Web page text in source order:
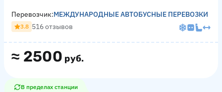
≈ 2500 руб.
Перевозчик:МЕЖДУНАРОДНЫЕ АВТОБУСНЫЕ ПЕРЕВОЗКИ
3.8 516 отзывов
В пределах станции